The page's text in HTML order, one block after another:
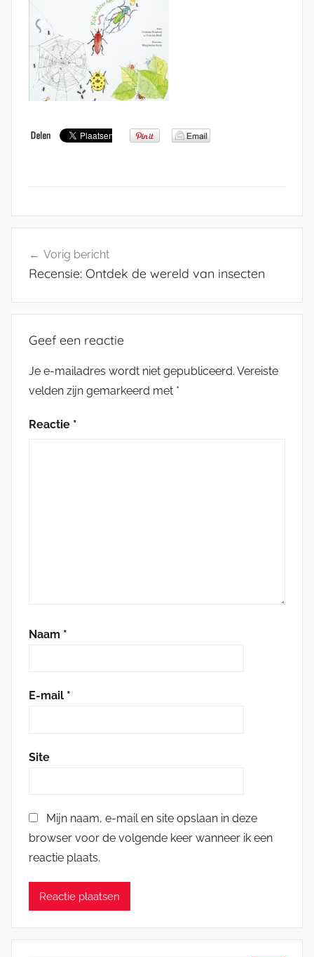
navigatie
Vorig bericht
Recensie: Ontdek de wereld van insecten
Geef een reactie
Je e-mailadres wordt niet gepubliceerd. Vereiste
velden zijn gemarkeerd met *
Reactie *
Naam *
E-mail *
Site
Mijn naam, e-mail en site opslaan in deze
browser voor de volgende keer wanneer ik een
reactie plaats.